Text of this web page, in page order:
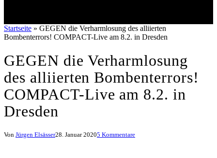
Startseite » GEGEN die Verharmlosung des alliierten
Bombenterrors! COMPACT-Live am 8.2. in Dresden
GEGEN die Verharmlosung
des alliierten Bombenterrors!
COMPACT-Live am 8.2. in
Dresden
Von Jürgen Elsässer28. Januar 20205 Kommentare